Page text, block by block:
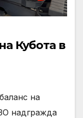
Кубота в
на
надгражда